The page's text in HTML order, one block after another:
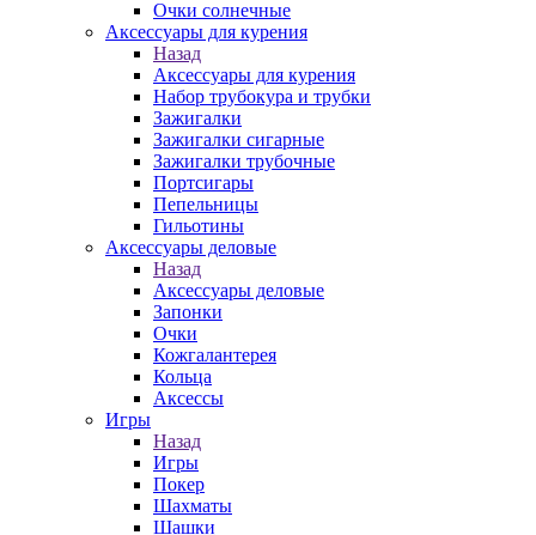
Очки солнечные
Аксессуары для курения
Назад
Аксессуары для курения
Набор трубокура и трубки
Зажигалки
Зажигалки сигарные
Зажигалки трубочные
Портсигары
Пепельницы
Гильотины
Аксессуары деловые
Назад
Аксессуары деловые
Запонки
Очки
Кожгалантерея
Кольца
Аксессы
Игры
Назад
Игры
Покер
Шахматы
Шашки